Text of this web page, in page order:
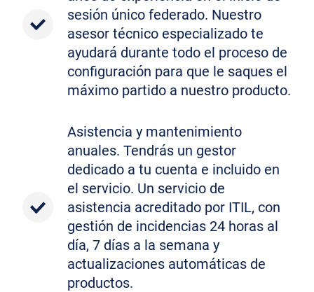
sesión único federado. Nuestro
asesor técnico especializado te
ayudará durante todo el proceso de
configuración para que le saques el
máximo partido a nuestro producto.
Asistencia y mantenimiento
anuales. Tendrás un gestor
dedicado a tu cuenta e incluido en
el servicio. Un servicio de
asistencia acreditado por ITIL, con
gestión de incidencias 24 horas al
día, 7 días a la semana y
actualizaciones automáticas de
productos.